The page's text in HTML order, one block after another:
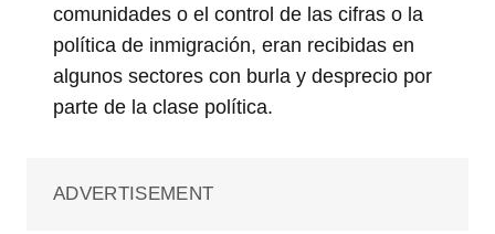
comunidades o el control de las cifras o la
política de inmigración, eran recibidas en
algunos sectores con burla y desprecio por
parte de la clase política.
ADVERTISEMENT